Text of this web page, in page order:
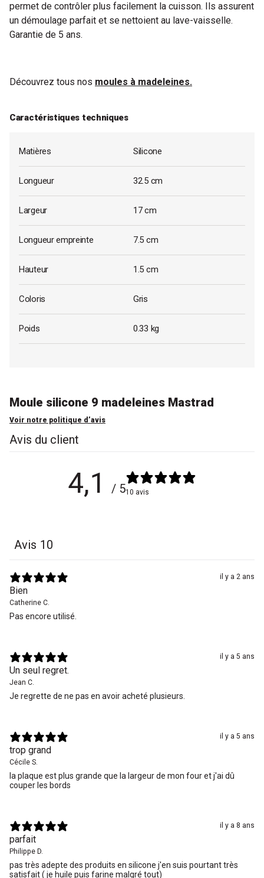
permet de contrôler plus facilement la cuisson. Ils assurent
un démoulage parfait et se nettoient au lave-vaisselle.
Garantie de 5 ans.
Découvrez tous nos moules à madeleines.
Caractéristiques techniques
Matières Silicone
Longueur 32.5 cm
Largeur 17 cm
Longueur empreinte 7.5 cm
Hauteur 1.5 cm
Coloris Gris
Poids 0.33 kg
Moule silicone 9 madeleines Mastrad
Voir notre politique d’avis
Avis du client
4,1 / 510 avis
Avis 10
il y a 2 ans
Bien
Catherine C.
Pas encore utilisé.
il y a 5 ans
Un seul regret.
Jean C.
Je regrette de ne pas en avoir acheté plusieurs.
il y a 5 ans
trop grand
Cécile S.
la plaque est plus grande que la largeur de mon four et j'ai dû
couper les bords
il y a 8 ans
parfait
Philippe D.
pas très adepte des produits en silicone j'en suis pourtant très
satisfait ( je huile puis farine malgré tout)